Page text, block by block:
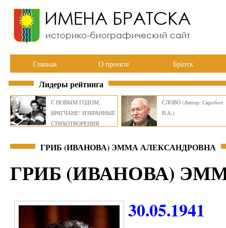
Главная О проекте Братск
Лидеры рейтинга
С НОВЫМ ГОДОМ,
БРАТЧАНЕ! ИЗБРАННЫЕ
СТИХОТВОРЕНИЯ
СЛОВО (Автор: Скробот
В.А.)
ГРИБ (ИВАНОВА) ЭММА АЛЕКСАНДРОВНА
ГРИБ (ИВАНОВА)
30.05.1941